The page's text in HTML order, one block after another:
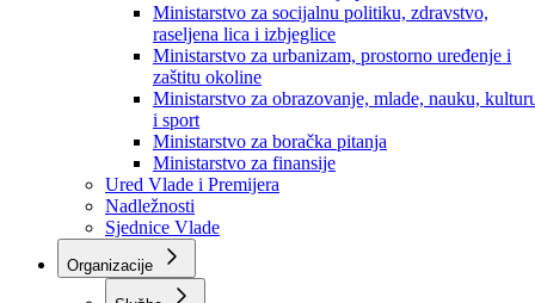
Ministarstvo za privredu
Ministarstvo za pravosuđe, upravu i radne odnose
Ministarstvo za unutrašnje poslove
Ministarstvo za socijalnu politiku, zdravstvo,
raseljena lica i izbjeglice
Ministarstvo za urbanizam, prostorno uređenje i
zaštitu okoline
Ministarstvo za obrazovanje, mlade, nauku,
i sport
Ministarstvo za boračka pitanja
Ministarstvo za finansije
Ured Vlade i Premijera
Nadležnosti
Sjednice Vlade